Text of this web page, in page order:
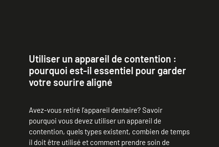
Utiliser un appareil de contention :
pourquoi est-il essentiel pour garder
votre sourire aligné
Avez-vous retiré l’appareil dentaire? Savoir
pourquoi vous devez utiliser un appareil de
contention, quels types existent, combien de temps
il doit être utilisé et comment prendre soin de